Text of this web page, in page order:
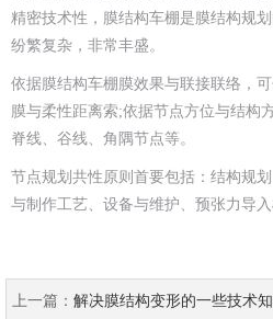
精密技术性，膜结构车棚是膜结构规
纷繁复杂，非常丰盛。
依据膜结构车棚膜效果与联接联络，
膜与柔性距离索;依据节点方位与结构
脊线、谷线、角隅节点等。
节点规划共性原则首要包括：结构规
与制作工艺、设备与维护、预张力导入
上一篇： 解决膜结构变形的一些技术知